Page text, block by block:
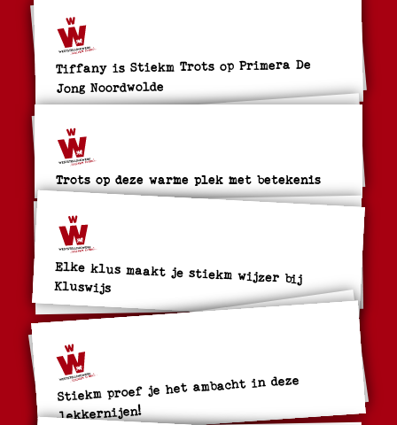
Tiffany is Stiekm Trots op Primera De
Jong Noordwolde
Trots op deze warme plek met betekenis
Elke klus maakt je stiekm wijzer bij
Kluswijs
Stiekm proef je het ambacht in deze
lekkernijen!